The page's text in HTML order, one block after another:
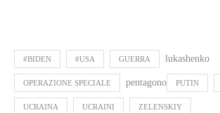
#BIDEN #USA GUERRA lukashenko
OPERAZIONE SPECIALE pentagono PUTIN
UCRAINA UCRAINI ZELENSKIY